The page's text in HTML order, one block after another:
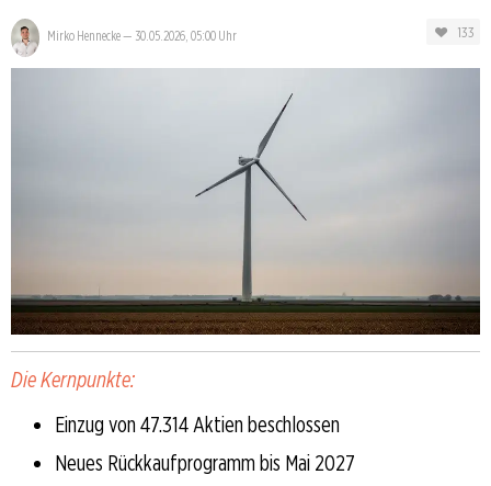
Mirko Hennecke— 30.05.2026, 05:00 Uhr 133
Die Kernpunkte:
Einzug von 47.314 Aktien beschlossen
Neues Rückkaufprogramm bis Mai 2027